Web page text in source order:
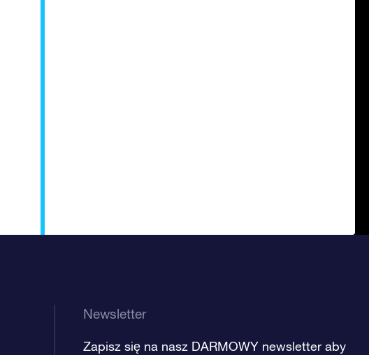
Newsletter
Zapisz się na nasz DARMOWY newsletter aby